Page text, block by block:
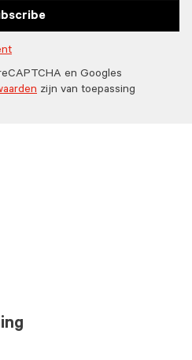
en Googles
zijn van toepassing